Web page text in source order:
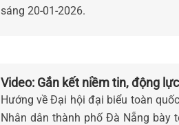
sáng 20-01-2026.
Video: Gắn kết niềm tin, động
Hướng về Đại hội đại biểu toàn
Nhân dân thành phố Đà Nẵng bày